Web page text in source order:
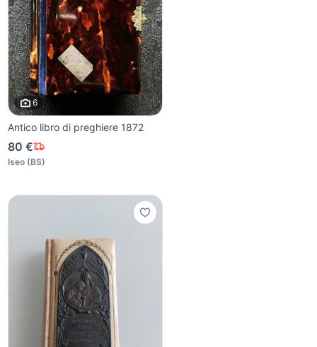
6
Antico libro di preghiere 1872
80 €
Iseo (BS)